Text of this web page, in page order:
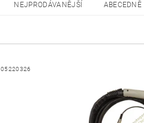
NEJPRODÁVANĚJŠÍ ABECEDNĚ
05220326